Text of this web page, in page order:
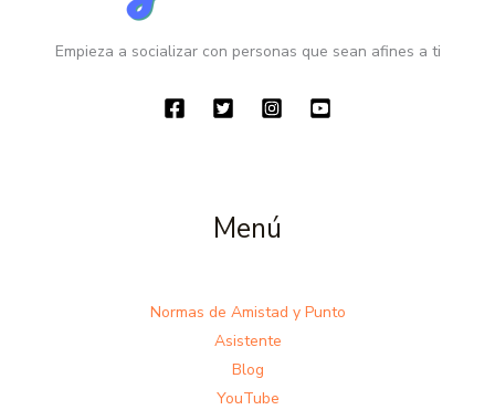
Empieza a socializar con personas que sean afines a ti
Menú
Normas de Amistad y Punto
Asistente
Blog
YouTube